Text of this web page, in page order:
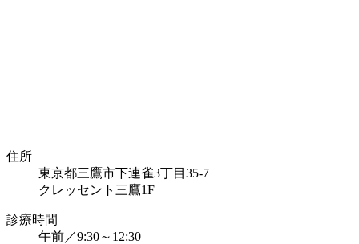
住所
東京都三鷹市下連雀3丁目35-7
クレッセント三鷹1F
診療時間
午前／9:30～12:30